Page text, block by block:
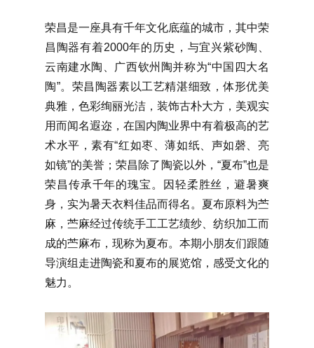
荣昌是一座具有千年文化底蕴的城市，其中荣
昌陶器有着2000年的历史，与宜兴紫砂陶、
云南建水陶、广西钦州陶并称为“中国四大名
陶”。荣昌陶器素以工艺精湛细致，体形优美
典雅，色彩绚丽光洁，装饰古朴大方，美观实
用而闻名遐迩，在国内陶业界中有着极高的艺
术水平，素有“红如枣、薄如纸、声如磬、亮
如镜”的美誉；荣昌除了陶瓷以外，“夏布”也是
荣昌传承千年的瑰宝。因轻柔胜丝，避暑爽
身，实为暑天衣料佳品而得名。夏布原料为苎
麻，苎麻经过传统手工工艺绩纱、纺织加工而
成的苎麻布，现称为夏布。本期小朋友们跟随
导演组走进陶瓷和夏布的展览馆，感受文化的
魅力。